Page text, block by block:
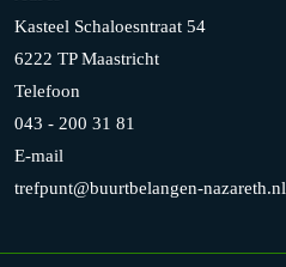
Kasteel Schaloesntraat 54
6222 TP Maastricht
Telefoon
043 - 200 31 81
E-mail
trefpunt@buurtbelangen-nazareth.nl